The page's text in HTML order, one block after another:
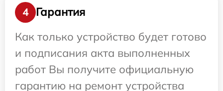
4
Гарантия
Как только устройство будет готово
и подписания акта выполненных
работ Вы получите официальную
гарантию на ремонт устройства